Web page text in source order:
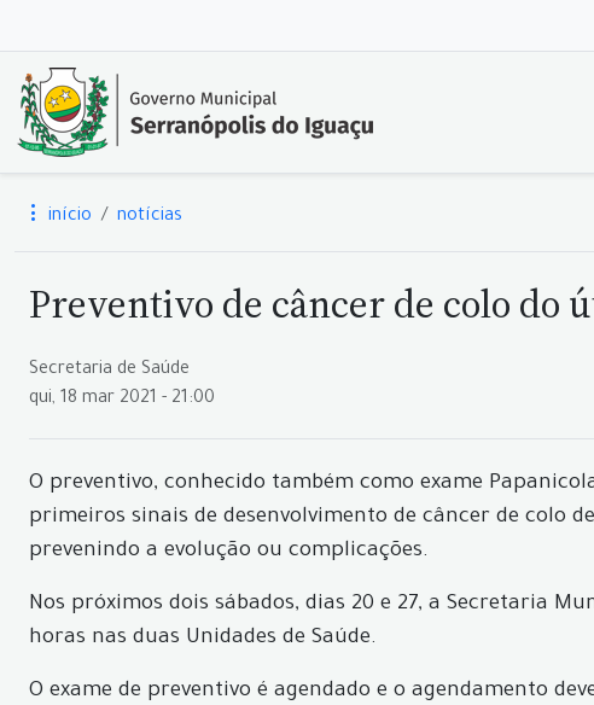
início notícias
Preventivo de câncer de colo do
Secretaria de Saúde
qui, 18 mar 2021 - 21:00
O preventivo, conhecido também como exame
primeiros sinais de desenvolvimento de câncer de colo
prevenindo a evolução ou complicações.
Nos próximos dois sábados, dias 20 e 27, a Secretaria
horas nas duas Unidades de Saúde.
O exame de preventivo é agendado e o agendamento